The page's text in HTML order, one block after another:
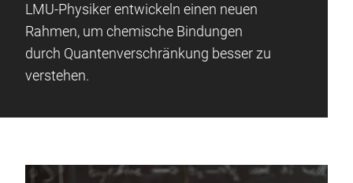
LMU-Physiker entwickeln einen neuen
Rahmen, um chemische Bindungen
durch Quantenverschränkung besser zu
verstehen.